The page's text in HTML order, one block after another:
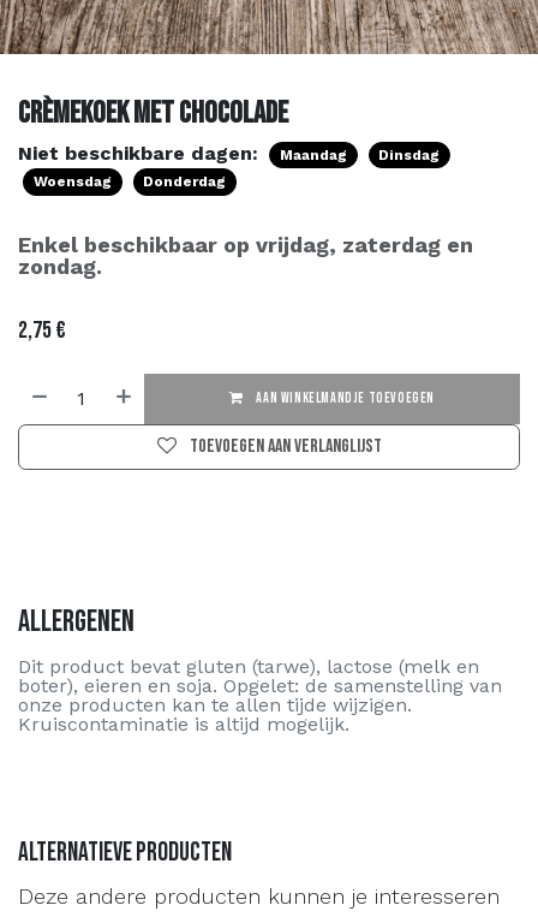
Crèmekoek met chocolade
Niet beschikbare dagen: Maandag
Dinsdag
Woensdag
Donderdag
Enkel beschikbaar op vrijdag, zaterdag en
zondag.
2,75€
AAN WINKELMANDJE TOEVOEGEN
Toevoegen aan verlanglijst
Allergenen
Dit product bevat gluten (tarwe), lactose (melk en
boter), eieren en soja. Opgelet: de samenstelling van
onze producten kan te allen tijde wijzigen.
Kruiscontaminatie is altijd mogelijk.
Alternatieve producten
Deze andere producten kunnen je interesseren